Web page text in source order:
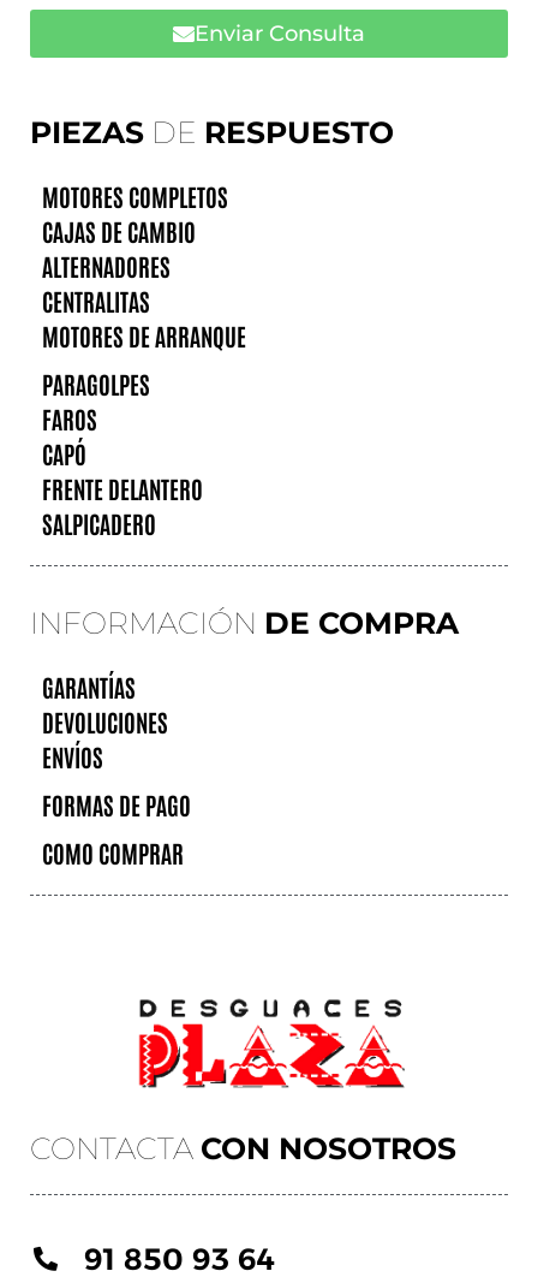
CONTACTA CON NOSOTROS
91 850 93 64
PIEZAS DE RESPUESTO
MOTORES COMPLETOS
CAJAS DE CAMBIO
ALTERNADORES
CENTRALITAS
MOTORES DE ARRANQUE
PARAGOLPES
FAROS
CAPÓ
FRENTE DELANTERO
SALPICADERO
INFORMACIÓN DE COMPRA
GARANTÍAS
DEVOLUCIONES
ENVÍOS
FORMAS DE PAGO
COMO COMPRAR
Enviar Consulta